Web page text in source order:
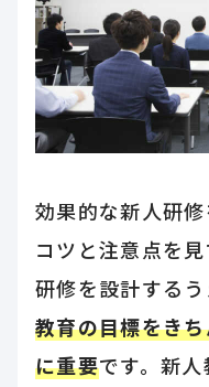
効果的な新人研
コツと注意点を
研修を設計する
教育の目標をき
に重要です。新